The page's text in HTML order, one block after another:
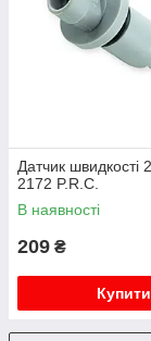
Датчик швидкості
2172 P.R.C.
В наявності
209 ₴
Купити